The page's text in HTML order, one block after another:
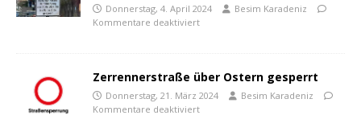
Donnerstag, 4. April 2024
Besim Karadeniz
Kommentare deaktiviert
Zerrennerstraße über Ostern gesperrt
Donnerstag, 21. März 2024
Besim Karadeniz
Kommentare deaktiviert